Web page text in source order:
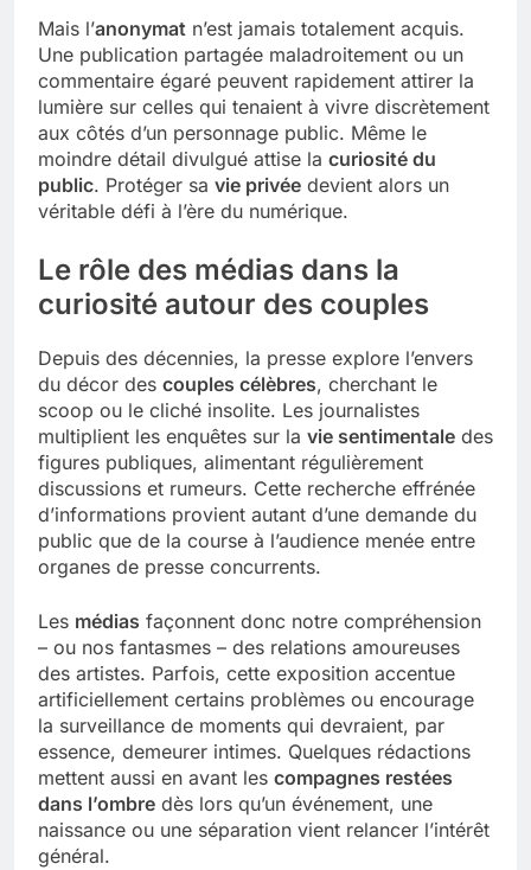
Mais l’anonymat n’est jamais totalement acquis.
Une publication partagée maladroitement ou un
commentaire égaré peuvent rapidement attirer la
lumière sur celles qui tenaient à vivre discrètement
aux côtés d’un personnage public. Même le
moindre détail divulgué attise la curiosité du
public. Protéger sa vie privée devient alors un
véritable défi à l’ère du numérique.
Le rôle des médias dans la
curiosité autour des couples
Depuis des décennies, la presse explore l’envers
du décor des couples célèbres, cherchant le
scoop ou le cliché insolite. Les journalistes
multiplient les enquêtes sur la vie sentimentale des
figures publiques, alimentant régulièrement
discussions et rumeurs. Cette recherche effrénée
d’informations provient autant d’une demande du
public que de la course à l’audience menée entre
organes de presse concurrents.
Les médias façonnent donc notre compréhension
– ou nos fantasmes – des relations amoureuses
des artistes. Parfois, cette exposition accentue
artificiellement certains problèmes ou encourage
la surveillance de moments qui devraient, par
essence, demeurer intimes. Quelques rédactions
mettent aussi en avant les compagnes restées
dans l’ombre dès lors qu’un événement, une
naissance ou une séparation vient relancer l’intérêt
général.